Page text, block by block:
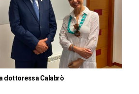
dottoressa Calabrò